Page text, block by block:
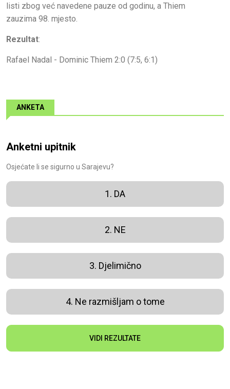
listi zbog već navedene pauze od godinu, a Thiem
zauzima 98. mjesto.
Rezultat:
Rafael Nadal - Dominic Thiem 2:0 (7:5, 6:1)
ANKETA
Anketni upitnik
Osjećate li se sigurno u Sarajevu?
1. DA
2. NE
3. Djelimično
4. Ne razmišljam o tome
VIDI REZULTATE